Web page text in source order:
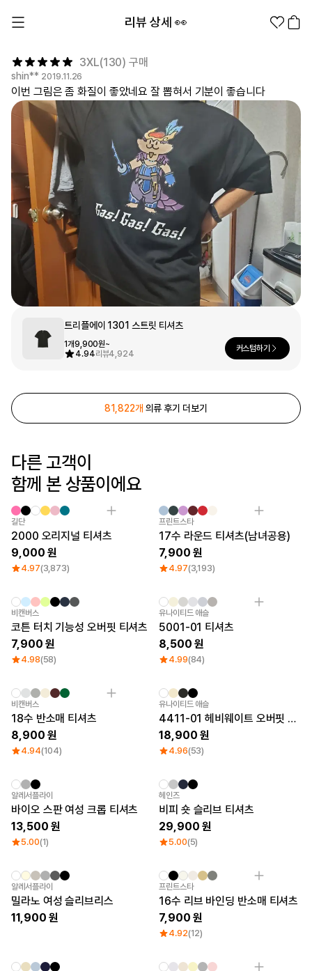
3XL(130) 구매
shin** 2019.11.26
이번 그림은 좀 화질이 좋았네요 잘 뽑혀서 기분이 좋습니다
트리플에이 1301 스트릿 티셔츠
1개9,900원~
4.94리뷰4,924
커스텀하기
81,822개 의류 후기 더보기
다른 고객이
함께 본 상품이에요
Sale
길단
2000 오리지널 티셔츠
9,000
4.97(3,873)
프린트스타
17수 라운드 티셔츠(남녀공용)
7,900
4.97(3,193)
비캔버스
코튼 터치 기능성 오버핏 티셔츠
7,900
4.98(58)
유나이티드 애슬
5001-01 티셔츠
8,500
4.99(84)
비캔버스
18수 반소매 티셔츠
8,900
4.94(104)
유나이티드 애슬
4411-01 헤비웨이트 오버핏 티셔츠
18,900
4.96(53)
New
알레서플라이
바이오 스판 여성 크롭 티셔츠
13,500
5.00(1)
New
헤인즈
비피 숏 슬리브 티셔츠
29,900
5.00(5)
New
알레서플라이
밀라노 여성 슬리브리스
11,900
New
프린트스타
16수 리브 바인딩 반소매 티셔츠
7,900
4.92(12)
리뷰 상세 👀
1분컷 무료 템플릿 대량 주문 기업/웰컴 키트 굿즈 제작 방법
패션잡화
팬굿즈
스티커
지류
문구/오피스
리빙
쿠션/패브릭
키즈
액자
디지털 가전
회원가입
로그인
고객센터
마플 서비스 소개
한국어
의류 카테고리
전체상품 1분컷 티셔츠 티셔츠
후드
집업 아우터 바지
색상
~ 1만원
민소매
반소매
긴소매
폴리
다운/패딩
길단
챔피온
트리플에이